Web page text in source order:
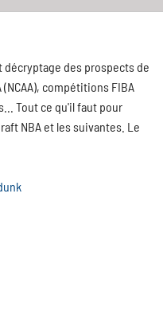
décryptage des prospects de
compétitions FIBA
Tout ce qu'il faut pour
NBA et les suivantes. Le